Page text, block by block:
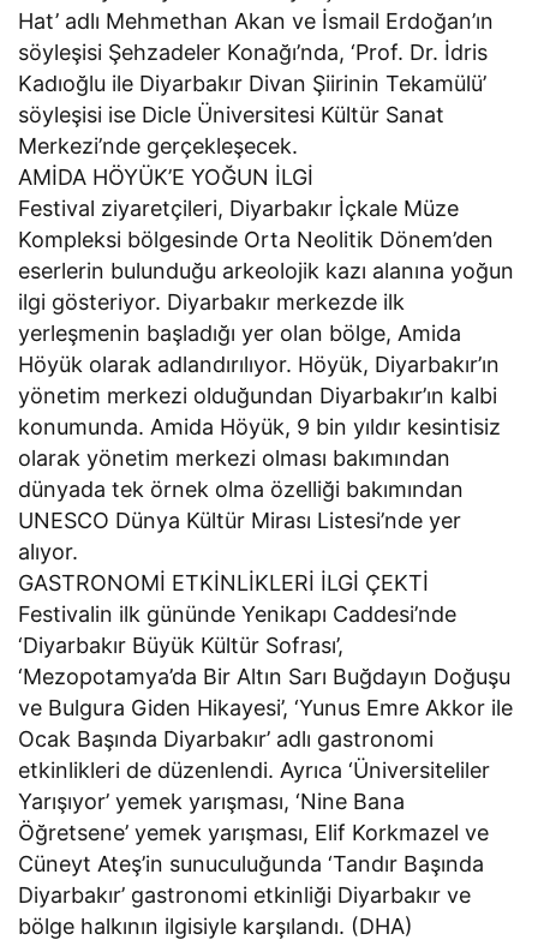
Hat’ adlı Mehmethan Akan ve İsmail Erdoğan’ın
söyleşisi Şehzadeler Konağı’nda, ‘Prof. Dr. İdris
Kadıoğlu ile Diyarbakır Divan Şiirinin Tekamülü’
söyleşisi ise Dicle Üniversitesi Kültür Sanat
Merkezi’nde gerçekleşecek.
AMİDA HÖYÜK’E YOĞUN İLGİ
Festival ziyaretçileri, Diyarbakır İçkale Müze
Kompleksi bölgesinde Orta Neolitik Dönem’den
eserlerin bulunduğu arkeolojik kazı alanına yoğun
ilgi gösteriyor. Diyarbakır merkezde ilk
yerleşmenin başladığı yer olan bölge, Amida
Höyük olarak adlandırılıyor. Höyük, Diyarbakır’ın
yönetim merkezi olduğundan Diyarbakır’ın kalbi
konumunda. Amida Höyük, 9 bin yıldır kesintisiz
olarak yönetim merkezi olması bakımından
dünyada tek örnek olma özelliği bakımından
UNESCO Dünya Kültür Mirası Listesi’nde yer
alıyor.
GASTRONOMİ ETKİNLİKLERİ İLGİ ÇEKTİ
Festivalin ilk gününde Yenikapı Caddesi’nde
‘Diyarbakır Büyük Kültür Sofrası’,
‘Mezopotamya’da Bir Altın Sarı Buğdayın Doğuşu
ve Bulgura Giden Hikayesi’, ‘Yunus Emre Akkor ile
Ocak Başında Diyarbakır’ adlı gastronomi
etkinlikleri de düzenlendi. Ayrıca ‘Üniversiteliler
Yarışıyor’ yemek yarışması, ‘Nine Bana
Öğretsene’ yemek yarışması, Elif Korkmazel ve
Cüneyt Ateş’in sunuculuğunda ‘Tandır Başında
Diyarbakır’ gastronomi etkinliği Diyarbakır ve
bölge halkının ilgisiyle karşılandı. (DHA)